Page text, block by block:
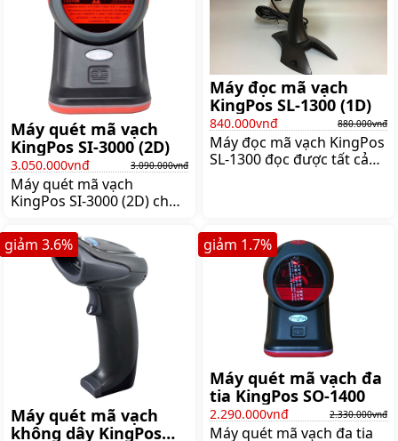
Máy quét mã vạch
KingPos SI-3000 (2D)
3.050.000vnđ 3.090.000vnđ
Máy quét mã vạch
KingPos SI-3000 (2D) cho
scan/giây, chế độ quét
bằng cách bấm tay và kết
nối với thiết bị tương thích
thông qua cổng USB,
RS232, Keyboard Wedge,
IBM 468x/9x, Giá:3.090.000
Máy đọc mã vạch
KingPos SL-1300 (1D)
840.000vnđ 880.000vnđ
Máy đọc mã vạch KingPos
SL-1300 đọc được tất cả
kèm chân đế, Giá:880.000
đ
Máy quét mã vạch
không dây KingPos
giảm 3.6%
Máy quét mã vạch đa
tia KingPos SO-1400
2.290.000vnđ 2.330.000vnđ
Máy quét mã vạch đa tia
giảm 1.7%